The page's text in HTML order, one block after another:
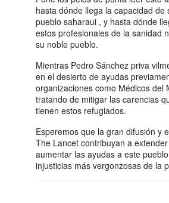
hasta dónde llega la capacidad de
pueblo saharaui , y hasta dónde
estos profesionales de la sanidad
su noble pueblo.
Mientras Pedro Sánchez priva
en el desierto de ayudas
organizaciones como Médicos del
tratando de mitigar las carencias
tienen estos refugiados.
Esperemos que la gran difusión y
The Lancet contribuyan a
aumentar las ayudas a este
injusticias más vergonzosas de la